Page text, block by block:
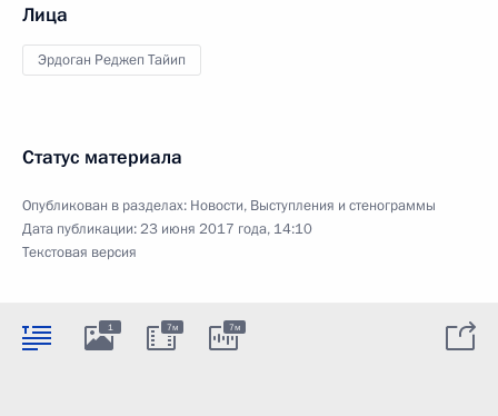
Лица
Эрдоган Реджеп Тайип
Статус материала
Опубликован в разделах: Новости, Выступления и стенограммы
Дата публикации:23 июня 2017 года, 14:10
Текстовая версия
1 7м 7м